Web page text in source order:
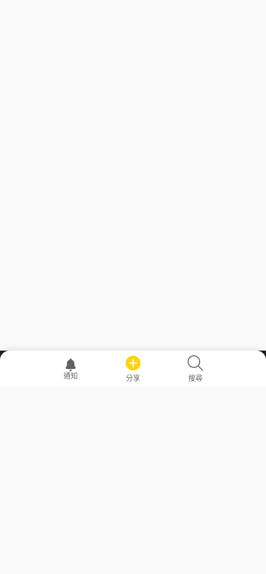
職場透明化運動
通知 分享 搜尋